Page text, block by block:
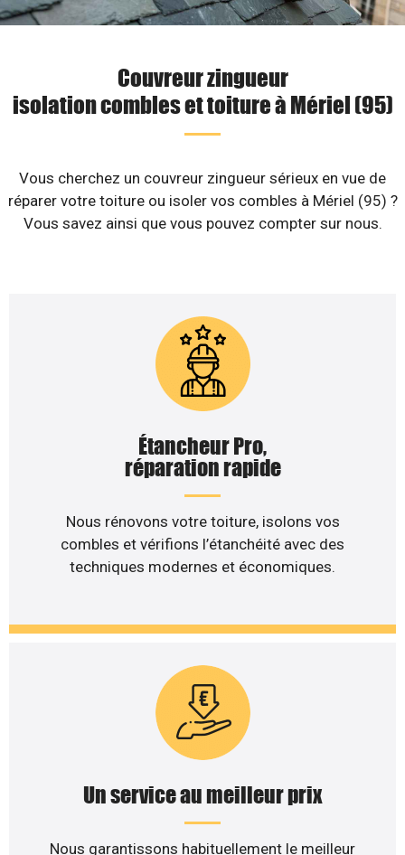
Couvreur zingueur
isolation combles et toiture à Mériel (95)
Vous cherchez un couvreur zingueur sérieux en vue de
réparer votre toiture ou isoler vos combles à Mériel (95) ?
Vous savez ainsi que vous pouvez compter sur nous.
Étancheur Pro,
réparation rapide
Nous rénovons votre toiture, isolons vos
combles et vérifions l’étanchéité avec des
techniques modernes et économiques.
Un service au meilleur prix
Nous garantissons habituellement le meilleur